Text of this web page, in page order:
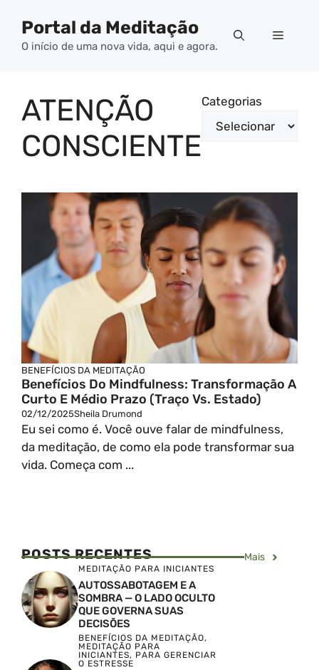
paraPortal da Meditação
O início de uma nova vida, aqui e agora.
Menu
ATENÇÃO
CONSCIENTE
Categorias
BENEFÍCIOS DA MEDITAÇÃO
Benefícios Do Mindfulness: Transformação A
Curto E Médio Prazo (Traço Vs. Estado)
02/12/2025Sheila Drumond
Eu sei como é. Você ouve falar de mindfulness,
da meditação, de como ela pode transformar sua
vida. Começa com ...
POSTS RECENTES Mais
MEDITAÇÃO PARA INICIANTES
AUTOSSABOTAGEM E A
SOMBRA — O LADO OCULTO
QUE GOVERNA SUAS
DECISÕES
BENEFÍCIOS DA MEDITAÇÃO,
MEDITAÇÃO PARA
INICIANTES, PARA GERENCIAR
O ESTRESSE